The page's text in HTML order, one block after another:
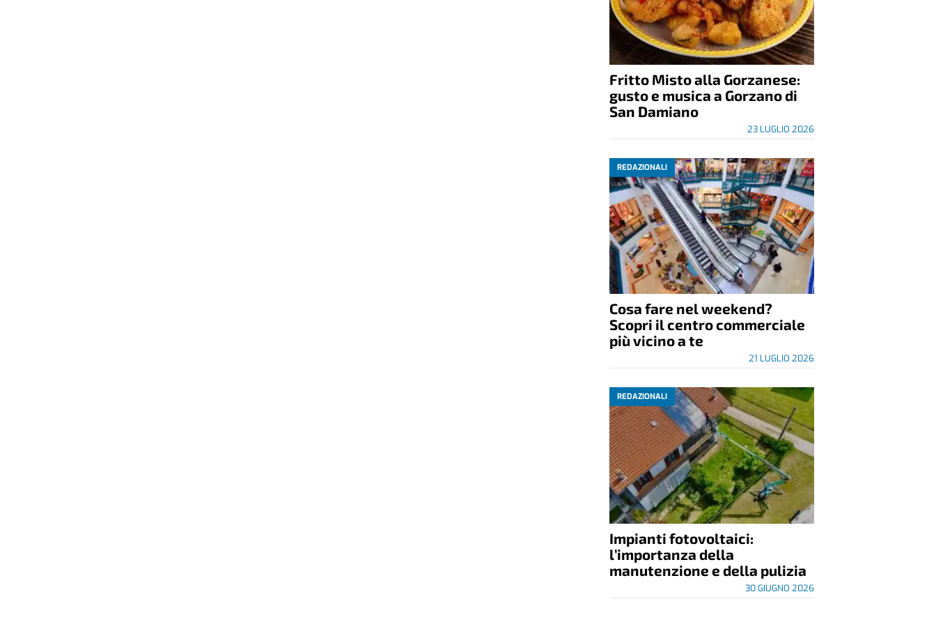
Fritto Misto alla Gorzanese:
gusto e musica a Gorzano di
San Damiano
23 LUGLIO 2026
REDAZIONALI
Cosa fare nel weekend?
Scopri il centro commerciale
più vicino a te
21 LUGLIO 2026
REDAZIONALI
Impianti fotovoltaici:
l’importanza della
manutenzione e della pulizia
30 GIUGNO 2026